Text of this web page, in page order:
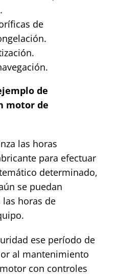
de
de
motor de
las horas
para efectuar
determinado,
se puedan
horas de
ese período de
al mantenimiento
con controles